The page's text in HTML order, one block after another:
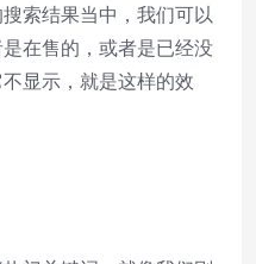
索结果当中，我们可以
在售的，或者是已经没
显示，就是这样的效